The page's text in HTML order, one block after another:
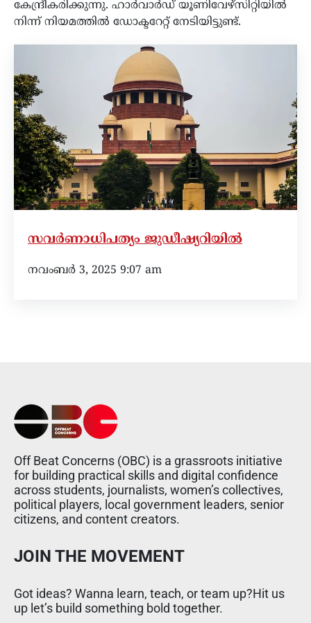
കേന്ദ്രീകരിക്കുന്നു. ഹാർവാർഡ് യൂണിവേഴ്സിറ്റിയിൽ
നിന്ന് നിയമത്തിൽ ഡോക്ടറേറ്റ് നേടിയിട്ടുണ്ട്.
സവർണാധിപത്യം ജുഡീഷ്യറിയിൽ
നവംബർ 3, 2025 9:07 am
Off Beat Concerns (OBC) is a grassroots initiative
for building practical skills and digital confidence
across students, journalists, women’s collectives,
political players, local government leaders, senior
citizens, and content creators.
JOIN THE MOVEMENT
Got ideas? Wanna learn, teach, or team up?Hit us
up let’s build something bold together.